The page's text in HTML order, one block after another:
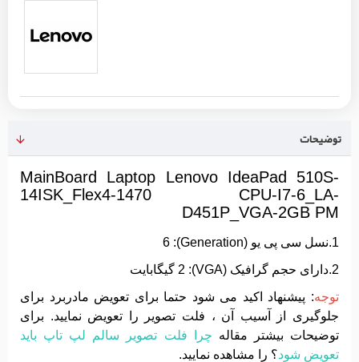
توضیحات
MainBoard Laptop Lenovo IdeaPad 510S-
14ISK_Flex4-1470 CPU-I7-6_LA-
D451P_VGA-2GB PM
1.نسل سی پی یو (Generation): 6
2.دارای حجم گرافیک (VGA): 2 گیگابایت
توجه: پیشنهاد اکید می شود حتما برای تعویض مادربرد برای
جلوگیری از آسیب آن ، فلت تصویر را تعویض نمایید. برای
توضیحات بیشتر مقاله چرا فلت تصویر سالم لپ تاپ باید
تعویض شود؟ را مشاهده نمایید.